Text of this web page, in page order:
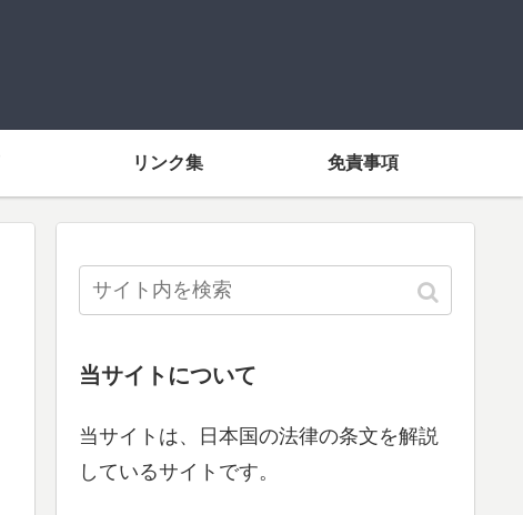
リンク集 免責事項
当サイトについて
当サイトは、日本国の法律の条文を解説
しているサイトです。